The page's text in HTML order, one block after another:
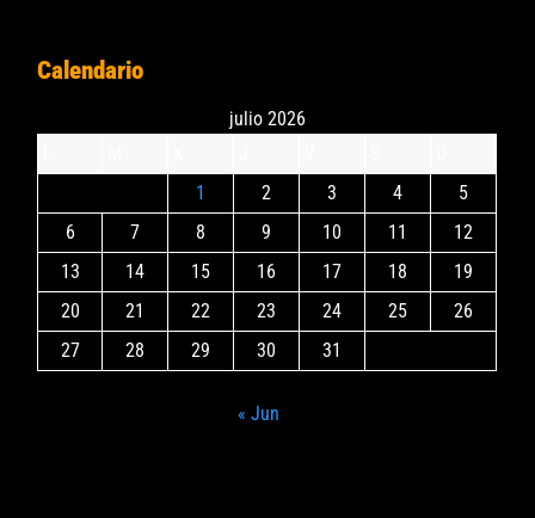
Calendario
julio 2026
1
2 3 4
5
6
7 8 9 10 11
12
13
14 15 16 17 18
19
20
21 22 23 24 25
26
27
28 29 30 31
« Jun